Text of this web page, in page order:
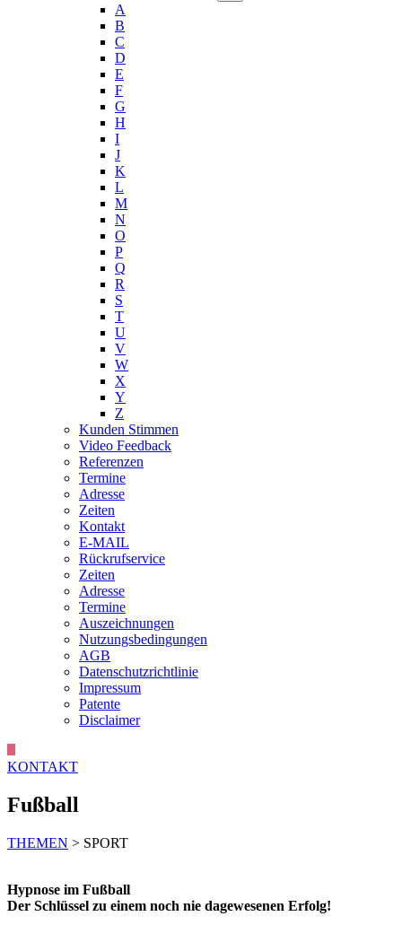
A
B
C
D
E
F
G
H
I
J
K
L
M
N
O
P
Q
R
S
T
U
V
W
X
Y
Z
Kunden Stimmen
Video Feedback
Referenzen
Termine
Adresse
Zeiten
Kontakt
E-MAIL
Rückrufservice
Zeiten
Adresse
Termine
Auszeichnungen
Nutzungsbedingungen
AGB
Datenschutzrichtlinie
Impressum
Patente
Disclaimer
KONTAKT
Fußball
THEMEN > SPORT
Hypnose im Fußball
Der Schlüssel zu einem noch nie dagewesenen Erfolg!